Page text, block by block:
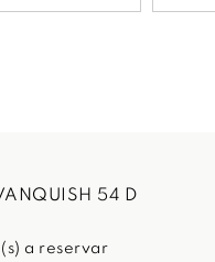
54 D
a reservar